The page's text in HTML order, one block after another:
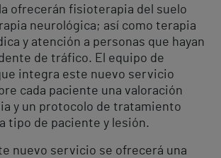
ofrecerán fisioterapia del suelo
neurológica; así como terapia
y atención a personas que hayan
de tráfico. El equipo de
integra este nuevo servicio
cada paciente una valoración
y un protocolo de tratamiento
tipo de paciente y lesión.
nuevo servicio se ofrecerá una